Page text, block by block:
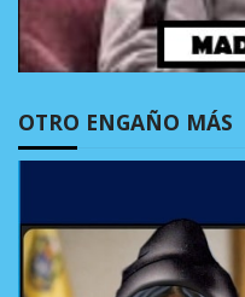
OTRO ENGAÑO MÁS